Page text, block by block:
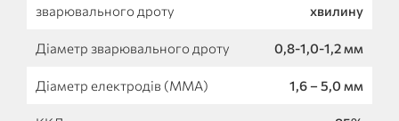
зварювального дроту
хвилину
Діаметр зварювального дроту 0,8-1,0-1,2 мм
Діаметр електродів (MMA) 1,6 – 5,0 мм